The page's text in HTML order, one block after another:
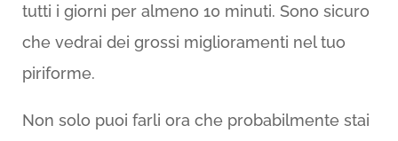
tutti i giorni per almeno 10 minuti. Sono sicuro
che vedrai dei grossi miglioramenti nel tuo
piriforme.
Non solo puoi farli ora che probabilmente stai